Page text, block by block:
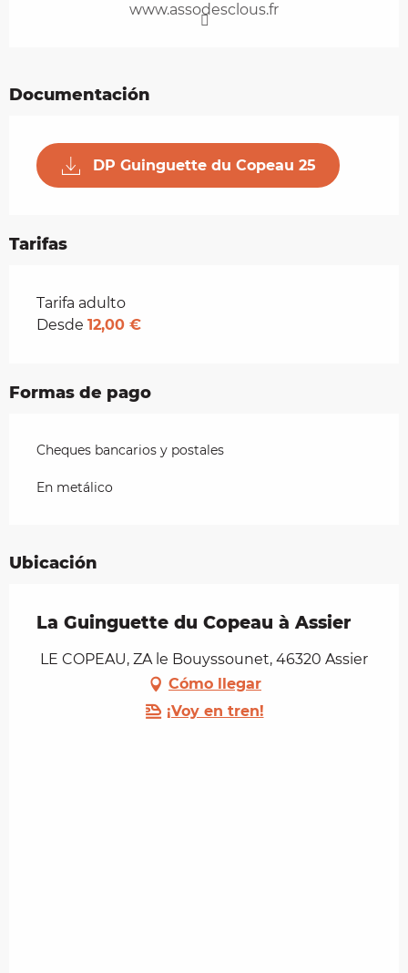
www.assodesclous.fr
Documentación
DP Guinguette du Copeau 25
Tarifas
Tarifas 2026
Tarifa adulto
Desde 12,00 €
Formas de pago
Cheques bancarios y postales
En metálico
Ubicación
La Guinguette du Copeau à Assier
LE COPEAU, ZA le Bouyssounet, 46320 Assier
Cómo llegar
¡Voy en tren!